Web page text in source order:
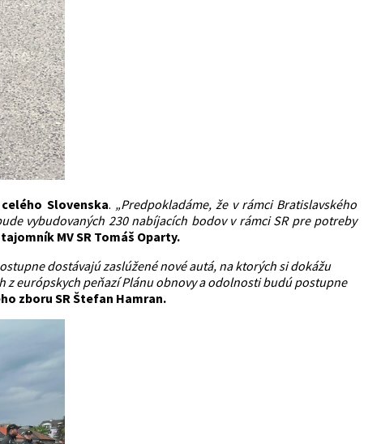
Slovenska. „Predpokladáme, že v rámci Bratislavského
vybudovaných 230 nabíjacích bodov v rámci SR pre potreby
MV SR Tomáš Oparty.
dostávajú zaslúžené nové autá, na ktorých si dokážu
európskych peňazí Plánu obnovy a odolnosti budú postupne
zboru SR Štefan Hamran.